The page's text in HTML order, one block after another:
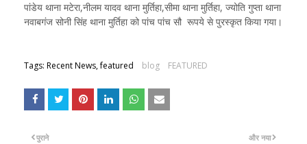
पांडेय थाना मटेरा,नीलम यादव थाना मुर्तिहा,सीमा थाना मुर्तिहा, ज्योति गुप्ता थाना
नवाबगंज सोनी सिंह थाना मुर्तिहा को पांच पांच सौ रूपये से पुरस्कृत किया गया।
Tags: Recent News, featured blog FEATURED
और नया
पुराने